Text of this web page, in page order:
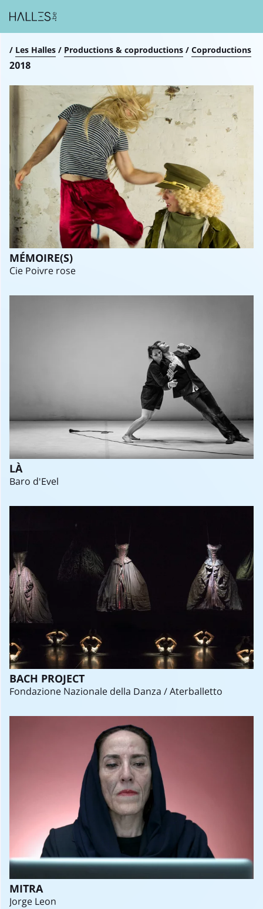
Breadcrumb
/ Les Halles / Productions & coproductions / Coproductions
2018
MÉMOIRE(S)
Cie Poivre rose
LÀ
Baro d'Evel
BACH PROJECT
Fondazione Nazionale della Danza / Aterballetto
MITRA
Jorge Leon